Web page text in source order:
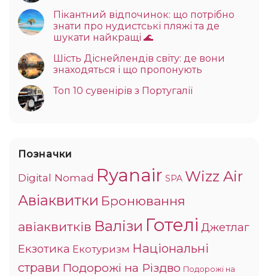
Пікантний відпочинок: що потрібно
знати про нудистські пляжі та де
шукати найкращі 🌊
Шість Діснейлендів світу: де вони
знаходяться і що пропонують
Топ 10 сувенірів з Португалії
Позначки
Digital Nomad Ryanair SPA Wizz Air
Авіаквитки Бронювання
авіаквитків Валізи Готелі Джетлаг
Екзотика Екотуризм Національні
страви Подорожі на Різдво Подорожі на